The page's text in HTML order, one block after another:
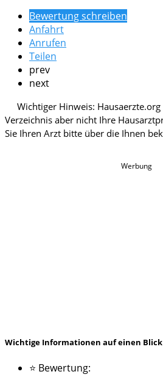
Bewertung schreiben
Anfahrt
Anrufen
Teilen
prev
next
Werbung
Wichtige Informationen auf einen Blick
⭐ Bewertung: